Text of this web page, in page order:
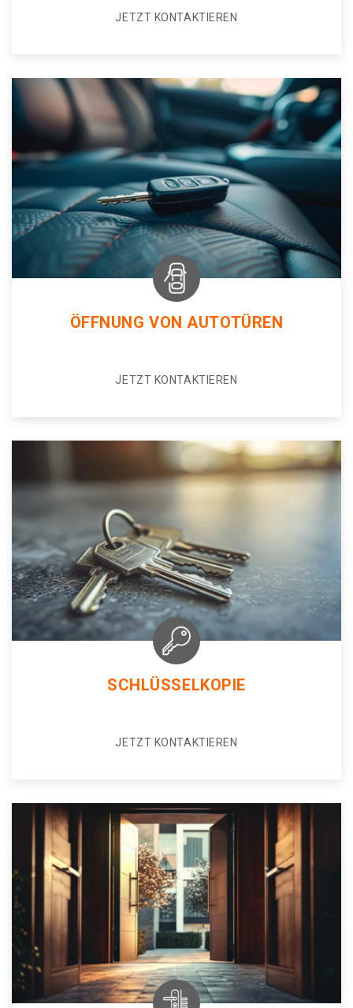
JETZT KONTAKTIEREN
ÖFFNUNG VON AUTOTÜREN
JETZT KONTAKTIEREN
SCHLÜSSELKOPIE
JETZT KONTAKTIEREN